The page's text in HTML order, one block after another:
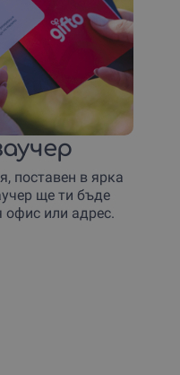
поставен в ярка
ще ти бъде
офис или адрес.